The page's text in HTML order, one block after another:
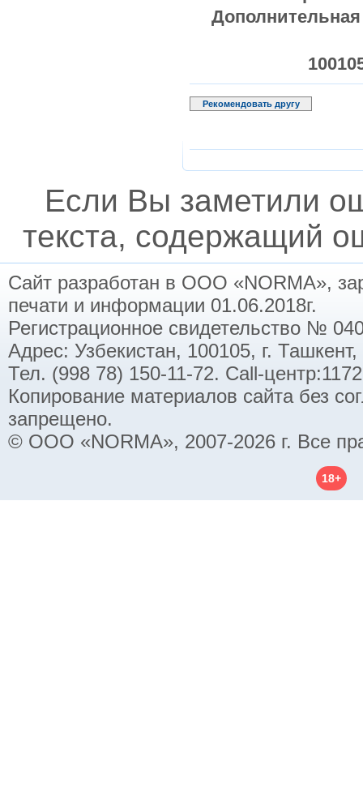
Рекомендовать другу
Если Вы заметили
текста, содержащий
Сайт разработан в ООО «NORMA»,
печати и информации 01.06.2018г.
Регистрационное свидетельство №
Адрес: Узбекистан, 100105, г.
Тел. (998 78) 150-11-72. Call-
Копирование материалов сайта без
запрещено.
© ООО «NORMA», 2007-2026 г. Все
18+